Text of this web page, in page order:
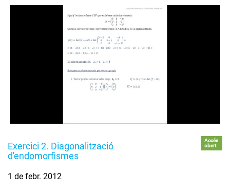
Exercici 2. Diagonalització
d'endomorfismes
Accés
obert
1 de febr. 2012